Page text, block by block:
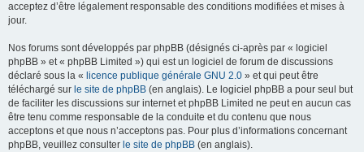
acceptez d’être légalement responsable des conditions modifiées et mises à
jour.
Nos forums sont développés par phpBB (désignés ci-après par « logiciel
phpBB » et « phpBB Limited ») qui est un logiciel de forum de discussions
déclaré sous la « licence publique générale GNU 2.0 » et qui peut être
téléchargé sur le site de phpBB (en anglais). Le logiciel phpBB a pour seul but
de faciliter les discussions sur internet et phpBB Limited ne peut en aucun cas
être tenu comme responsable de la conduite et du contenu que nous
acceptons et que nous n’acceptons pas. Pour plus d’informations concernant
phpBB, veuillez consulter le site de phpBB (en anglais).